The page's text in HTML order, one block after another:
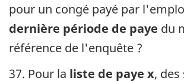
pour un congé payé par
dernière période de paye du
référence de l'enquête ?
37. Pour la liste de paye x,